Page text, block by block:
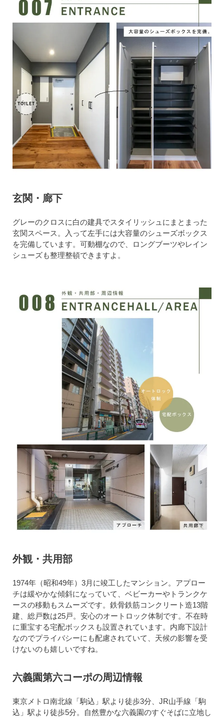
玄関・廊下
グレーのクロスに白の建具でスタイリッシュにまとまった
玄関スペース。入って左手には大容量のシューズボックス
を完備しています。可動棚なので、ロングブーツやレイン
シューズも整理整頓できますよ。
外観・共用部
1974年（昭和49年）3月に竣工したマンション。アプロー
チは緩やかな傾斜になっていて、ベビーカーやトランクケ
ースの移動もスムーズです。鉄骨鉄筋コンクリート造13階
建、総戸数は25戸。安心のオートロック体制です。不在時
に重宝する宅配ボックスも設置されています。内廊下設計
なのでプライバシーにも配慮されていて、天候の影響を受
けないのも嬉しいですね。
六義園第六コーポの周辺情報
東京メトロ南北線「駒込」駅より徒歩3分、JR山手線「駒
込」駅より徒歩5分。自然豊かな六義園のすぐそばに立地し